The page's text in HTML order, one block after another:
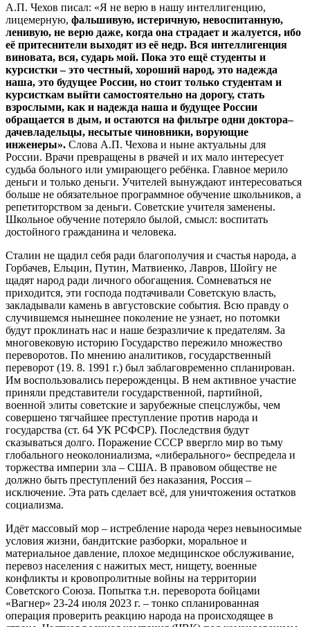
А.П. Чехов писал: «Я не верю в нашу интеллигенцию,
лицемерную, фальшивую, истеричную, невоспитанную,
ленивую, не верю даже, когда она страдает и жалуется, ибо
её притеснители выходят из её недр. Вся интеллигенция
виновата, вся, сударь мой. Пока это ещё студенты и
курсистки – это честный, хороший народ, это надежда
наша, это будущее России, но стоит только студентам и
курсисткам выйти самостоятельно на дорогу, стать
взрослыми, как и надежда наша и будущее России
обращается в дым, и остаются на фильтре одни доктора–
дачевладельцы, несытые чиновники, ворующие
инженеры». Слова А.П. Чехова и ныне актуальны для
России. Врачи превращены в рвачей и их мало интересует
судьба больного или умирающего ребёнка. Главное мерило
деньги и только деньги. Учителей вынуждают интересоваться
больше не обязательное программное обучение школьников, а
репетиторством за деньги. Советские учителя заменены.
Школьное обучение потеряло былой, смысл: воспитать
достойного гражданина и человека.
Сталин не щадил себя ради благополучия и счастья народа, а
Горбачев, Ельцин, Путин, Матвиенко, Лавров, Шойгу не
щадят народ ради личного обогащения. Сомневаться не
приходится, эти господа подтачивали Советскую власть,
закладывали камень в августовские события. Всю правду о
случившемся нынешнее поколение не узнает, но потомки
будут проклинать нас и наше безразличие к предателям. За
многовековую историю Государство пережило множество
переворотов. По мнению аналитиков, государственный
переворот (19. 8. 1991 г.) был заблаговременно спланирован.
Им воспользовались перерожденцы. В нем активное участие
приняли представители государственной, партийной,
военной элиты советские и зарубежные спецслужбы, чем
совершено тягчайшее преступление против народа и
государства (ст. 64 УК РСФСР). Последствия будут
сказываться долго. Поражение СССР ввергло мир во тьму
глобального неоколониализма, «либерального» беспредела и
торжества империи зла – США. В правовом обществе не
должно быть преступлений без наказания, Россия –
исключение. Эта рать сделает всё, для уничтожения остатков
социализма.
Идёт массовый мор – истребление народа через невыносимые
условия жизни, бандитские разборки, моральное и
материальное давление, плохое медицинское обслуживание,
перевоз населения с нажитых мест, нищету, военные
конфликты и кровопролитные войны на территории
Советского Союза. Попытка т.н. переворота бойцами
«Вагнер» 23-24 июля 2023 г. – тонко спланированная
операция проверить реакцию народа на происходящее в